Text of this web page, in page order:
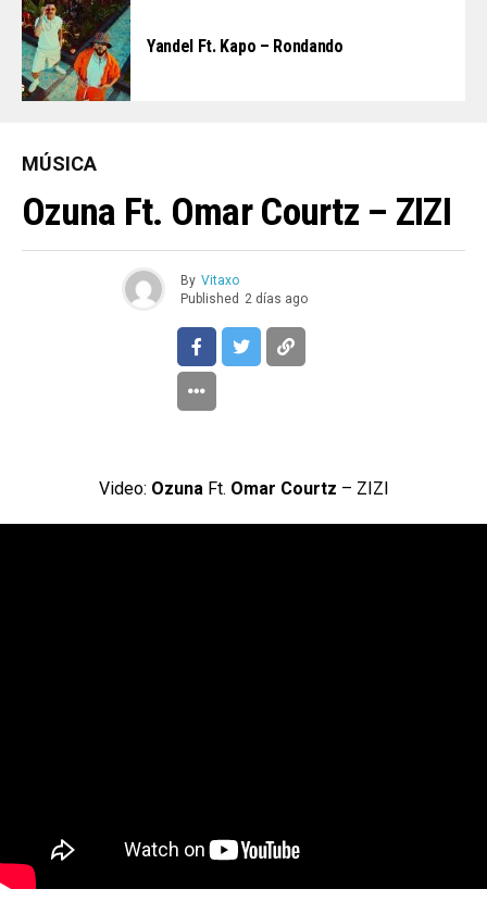
Yandel Ft. Kapo – Rondando
MÚSICA
Ozuna Ft. Omar Courtz – ZIZI
By Vitaxo
Published 2 días ago
Video: Ozuna Ft. Omar Courtz – ZIZI